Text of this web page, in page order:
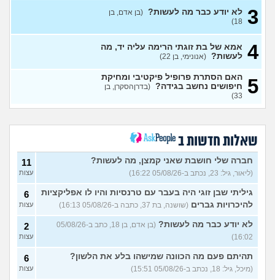
מתכננת חתונה ראשונה, יש
לכם עצות?
האם מה שאני מרגיש זה הגיוני
ותקין?
(לירון, בן 31)
איך להתגבר על רצון לקשר
לפני הזמן?
(אנונימית, בת 21)
הבילויים, זה מוריד לכם?
(לחם ושעשועים, בן 36)
13
כשרבתי עם בת הזוג שלי,
דחפתי אותה מתוך כעס. איך
להתמודד?
(אלכס, שם בדוי, בן
40)
13
עצות
איך להסביר לה שאני רוצה
להיפרד?
(עידן, בן 27)
20
עצות
בעיות ביני לבית הזוג, מה
לעשות?
6
עצות
לא משלמת בדייטים
(אלי, בן
29)
9
עצות
3 לא יודע כבר מה לעשות? (בן אדם, בן
18)
4 אמא של בת זוגתי הרימה עליה יד, מה
לעשות? (אנונימי, בן 22)
5 האם הסתרת פרופיל פיקטיבי ומחיקת
חיפושים נחשב בגידה? (בדרןהסקרן, בן
33)
שאלות חדשות ב
חברה שלי חושבת שאני קמצן, מה לעשות?
(ליאור, גיל: 23, נכתב ב-05/08/26 16:22)
11
עצות
גיליתי שבן זוגי היה בעבר עם טרנסיות והיו לו אפליקציות
להיכרויות גברים (שושנה, בת 37, כתבה ב-05/08/26 16:13)
6
עצות
לא יודע כבר מה לעשות?
(בן אדם, בן 18, כתב ב-05/08/26
16:02)
2
עצות
תהיתם פעם מה הכוונה שמישהו בלע את הלשון?
(מיכל, גיל: 18, נכתב ב-05/08/26 15:51)
6
עצות